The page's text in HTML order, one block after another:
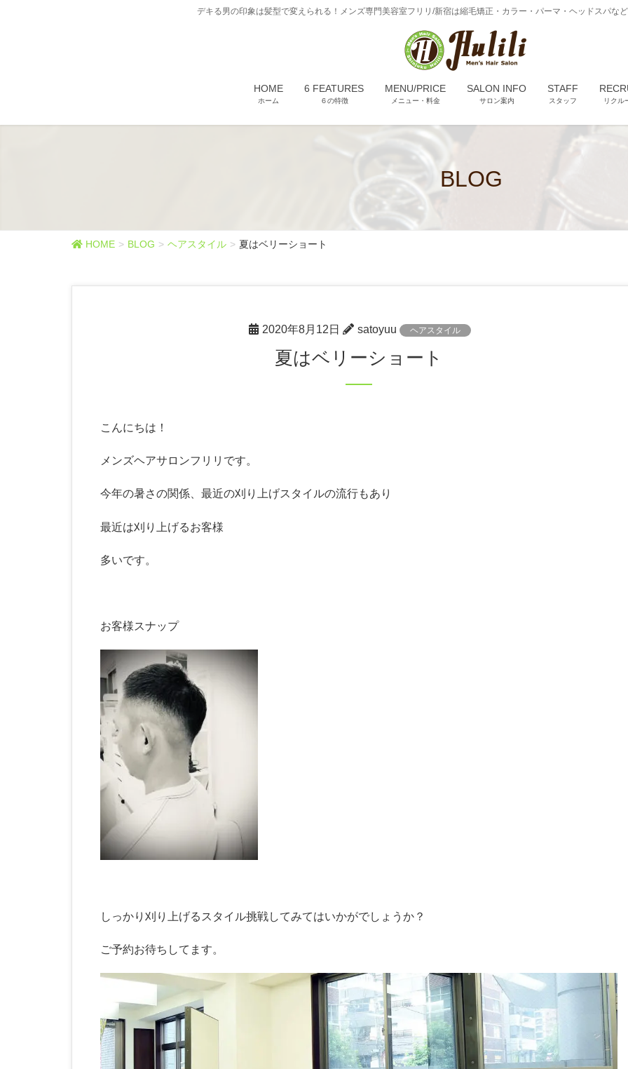
デキる男の印象は髪型で変えられる！メンズ専門美容室フリリ/新宿は縮毛矯正・カラー・パーマ・ヘッドスパな
HOME
ホーム
6 FEATURES
６の特徴
MENU/PRICE
メニュー・料金
SALON INFO
サロン案内
STAFF
スタッフ リクル
BLOG
HOME BLOG ヘアスタイル 夏はベリーショート
2020年8月12日 satoyuu ヘアスタイル
夏はベリーショート
こんにちは！
メンズヘアサロンフリリです。
今年の暑さの関係、最近の刈り上げスタイルの流行もあり
最近は刈り上げるお客様
多いです。
お客様スナップ
しっかり刈り上げるスタイル挑戦してみてはいかがでしょうか？
ご予約お待ちしてます。